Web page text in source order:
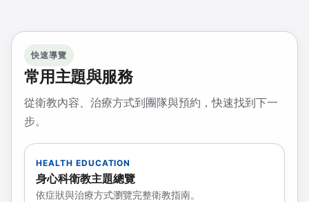
快速導覽
常用主題與服務
從衛教內容、治療方式到團隊與預約，快速找到下一
步。
HEALTH EDUCATION
身心科衛教主題總覽
依症狀與治療方式瀏覽完整衛教指南。